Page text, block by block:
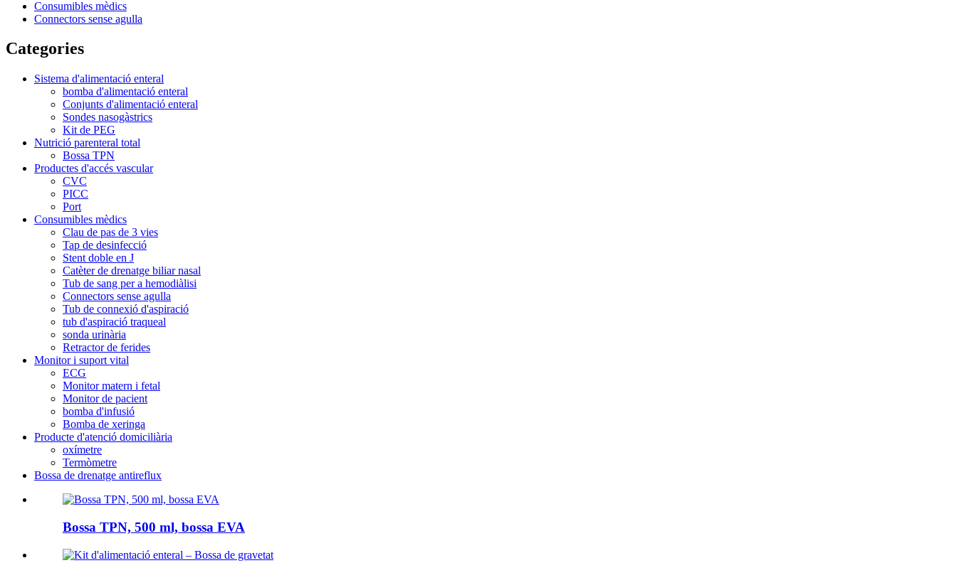
Consumibles mèdics
Connectors sense agulla
Categories
Sistema d'alimentació enteral
bomba d'alimentació enteral
Conjunts d'alimentació enteral
Sondes nasogàstrics
Kit de PEG
Nutrició parenteral total
Bossa TPN
Productes d'accés vascular
CVC
PICC
Port
Consumibles mèdics
Clau de pas de 3 vies
Tap de desinfecció
Stent doble en J
Catèter de drenatge biliar nasal
Tub de sang per a hemodiàlisi
Connectors sense agulla
Tub de connexió d'aspiració
tub d'aspiració traqueal
sonda urinària
Retractor de ferides
Monitor i suport vital
ECG
Monitor matern i fetal
Monitor de pacient
bomba d'infusió
Bomba de xeringa
Producte d'atenció domiciliària
oxímetre
Termòmetre
Bossa de drenatge antireflux
Bossa TPN, 500 ml, bossa EVA